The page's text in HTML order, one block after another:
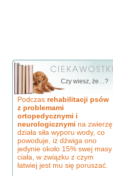
Czy wiesz, że…?
Podczas rehabilitacji psów
z problemami
ortopedycznymi i
neurologicznymi na zwierzę
działa siła wyporu wody, co
powoduje, iż dźwiga ono
jedynie około 15% swej masy
ciała, w związku z czym
łatwiej jest mu się poruszać.